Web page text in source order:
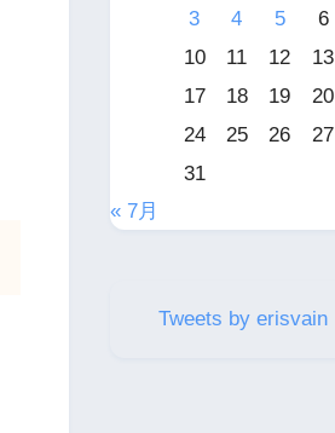
3
4 5 6
10
11 12 13
17
18 19 20
24
25 26 27
31
« 7月
Tweets by erisvain